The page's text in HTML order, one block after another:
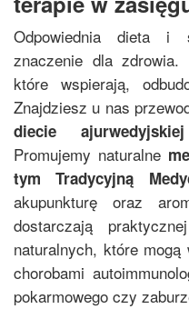
Odpowiednia dieta i
znaczenie dla zdrowia.
które wspierają,
Znajdziesz u nas
diecie ajurwedyjskiej
Promujemy naturalne
tymTradycyjną
akupunkturę oraz
dostarczają
naturalnych, które
chorobami
pokarmowego czy